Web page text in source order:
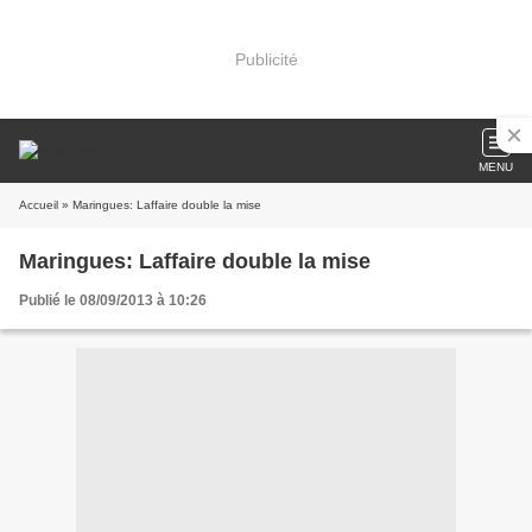
Publicité
MENU
Accueil » Maringues: Laffaire double la mise
Maringues: Laffaire double la mise
Publié le 08/09/2013 à 10:26